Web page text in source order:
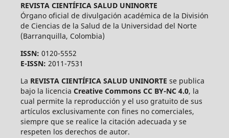
REVISTA CIENTÍFICA SALUD UNINORTE
Órgano oficial de divulgación académica de la División
de Ciencias de la Salud de la Universidad del Norte
(Barranquilla, Colombia)
ISSN: 0120-5552
E-ISSN: 2011-7531
La REVISTA CIENTÍFICA SALUD UNINORTE se publica
bajo la licencia Creative Commons CC BY-NC 4.0, la
cual permite la reproducción y el uso gratuito de sus
artículos exclusivamente con fines no comerciales,
siempre que se realice la citación adecuada y se
respeten los derechos de autor.